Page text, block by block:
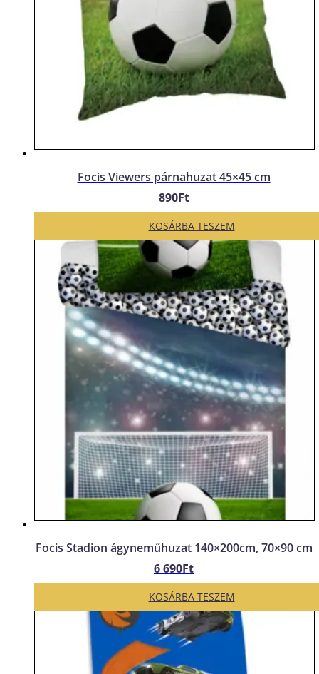
Focis Viewers párnahuzat 45×45 cm
890Ft
KOSÁRBA TESZEM
Focis Stadion ágyneműhuzat 140×200cm, 70×90 cm
6 690Ft
KOSÁRBA TESZEM